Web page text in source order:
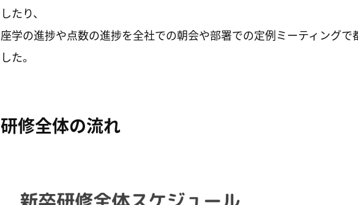
したり、
座学の進捗や点数の進捗を全社での朝会や部署での定例ミーティングで
した。
研修全体の流れ